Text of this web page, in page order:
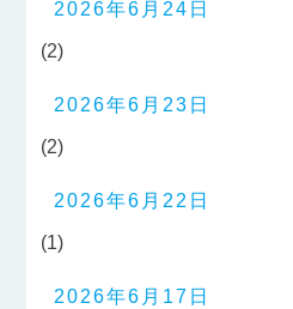
2026年6月24日
(2)
2026年6月23日
(2)
2026年6月22日
(1)
2026年6月17日